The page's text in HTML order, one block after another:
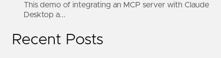
This demo of integrating an MCP server with Claude
Desktop a...
Recent Posts